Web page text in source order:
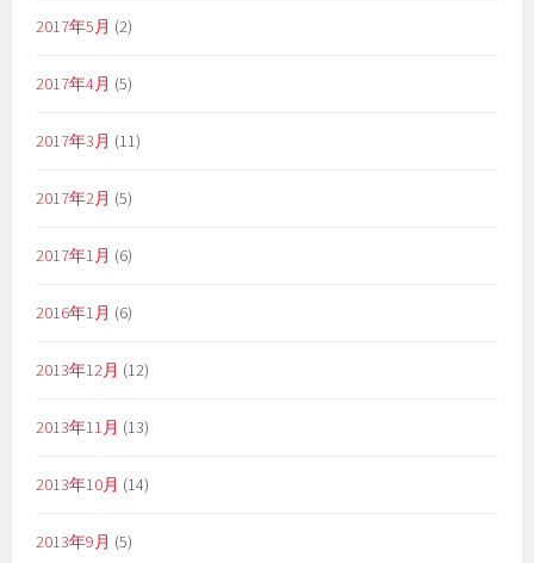
2017年5月 (2)
2017年4月 (5)
2017年3月 (11)
2017年2月 (5)
2017年1月 (6)
2016年1月 (6)
2013年12月 (12)
2013年11月 (13)
2013年10月 (14)
2013年9月 (5)